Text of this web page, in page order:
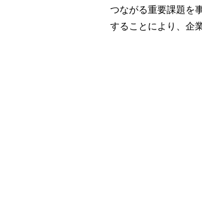
つながる重要課題を
することにより、企